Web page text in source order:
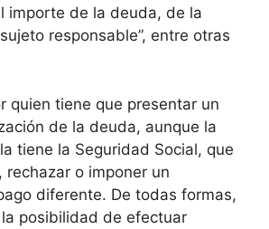
importe de la deuda, de la
responsable”, entre otras
quien tiene que presentar un
de la deuda, aunque la
tiene la Seguridad Social, que
rechazar o imponer un
diferente. De todas formas,
posibilidad de efectuar